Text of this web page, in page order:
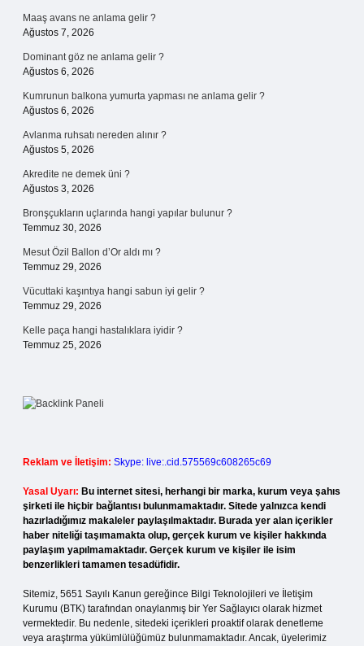
Maaş avans ne anlama gelir ?
Ağustos 7, 2026
Dominant göz ne anlama gelir ?
Ağustos 6, 2026
Kumrunun balkona yumurta yapması ne anlama gelir ?
Ağustos 6, 2026
Avlanma ruhsatı nereden alınır ?
Ağustos 5, 2026
Akredite ne demek üni ?
Ağustos 3, 2026
Bronşçukların uçlarında hangi yapılar bulunur ?
Temmuz 30, 2026
Mesut Özil Ballon d’Or aldı mı ?
Temmuz 29, 2026
Vücuttaki kaşıntıya hangi sabun iyi gelir ?
Temmuz 29, 2026
Kelle paça hangi hastalıklara iyidir ?
Temmuz 25, 2026
Reklam ve İletişim: Skype: live:.cid.575569c608265c69
Yasal Uyarı: Bu internet sitesi, herhangi bir marka, kurum veya şahıs
şirketi ile hiçbir bağlantısı bulunmamaktadır. Sitede yalnızca kendi
hazırladığımız makaleler paylaşılmaktadır. Burada yer alan içerikler
haber niteliği taşımamakta olup, gerçek kurum ve kişiler hakkında
paylaşım yapılmamaktadır. Gerçek kurum ve kişiler ile isim
benzerlikleri tamamen tesadüfidir.
Sitemiz, 5651 Sayılı Kanun gereğince Bilgi Teknolojileri ve İletişim
Kurumu (BTK) tarafından onaylanmış bir Yer Sağlayıcı olarak hizmet
vermektedir. Bu nedenle, sitedeki içerikleri proaktif olarak denetleme
veya araştırma yükümlülüğümüz bulunmamaktadır. Ancak, üyelerimiz